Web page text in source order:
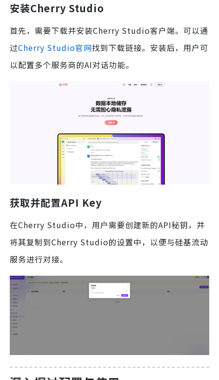
安装Cherry Studio
首先，需要下载并安装Cherry Studio客户端。可以通
过Cherry Studio官网找到下载链接。安装后，用户可
以配置多个服务商的AI对话功能。
获取并配置API Key
在Cherry Studio中，用户需要创建新的API秘钥，并
将其复制到Cherry Studio的设置中，以便与硅基流动
服务进行对接。